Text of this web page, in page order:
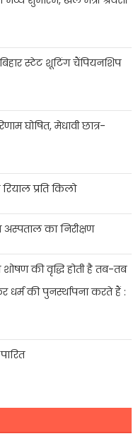
स्टेट शूटिंग चैंपियनशिप
घोषित, मेधावी छात्र-
प्रति किलो
का निरीक्षण
की वृद्धि होती है तब-तब
की पुनर्स्थापना करते हैं :